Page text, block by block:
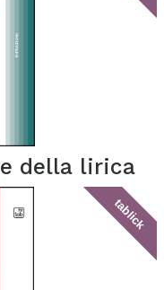
della lirica
tablick